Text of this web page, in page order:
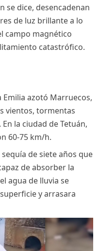
se dice, desencadenan
de luz brillante a lo
campo magnético
catastrófico.
azotó Marruecos,
vientos, tormentas
la ciudad de Tetuán,
60-75 km/h.
de siete años que
de absorber la
agua de lluvia se
y arrasara